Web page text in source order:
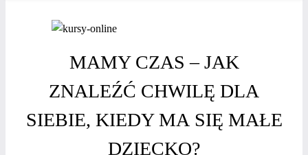
MAMY CZAS – JAK
ZNALEŹĆ CHWILĘ DLA
SIEBIE, KIEDY MA SIĘ MAŁE
DZIECKO?